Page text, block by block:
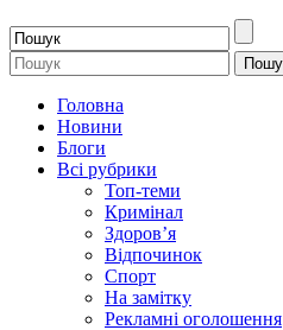
Головна
Новини
Блоги
Всі рубрики
Топ-теми
Кримінал
Здоров’я
Відпочинок
Спорт
На замітку
Рекламні оголошення